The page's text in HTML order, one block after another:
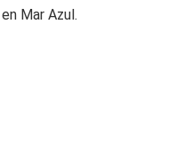
Mar Azul.